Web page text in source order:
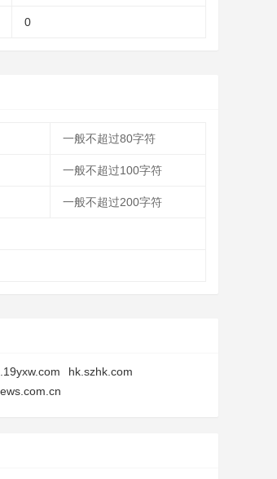
0
一般不超过80字符
一般不超过100字符
一般不超过200字符
hk.szhk.com